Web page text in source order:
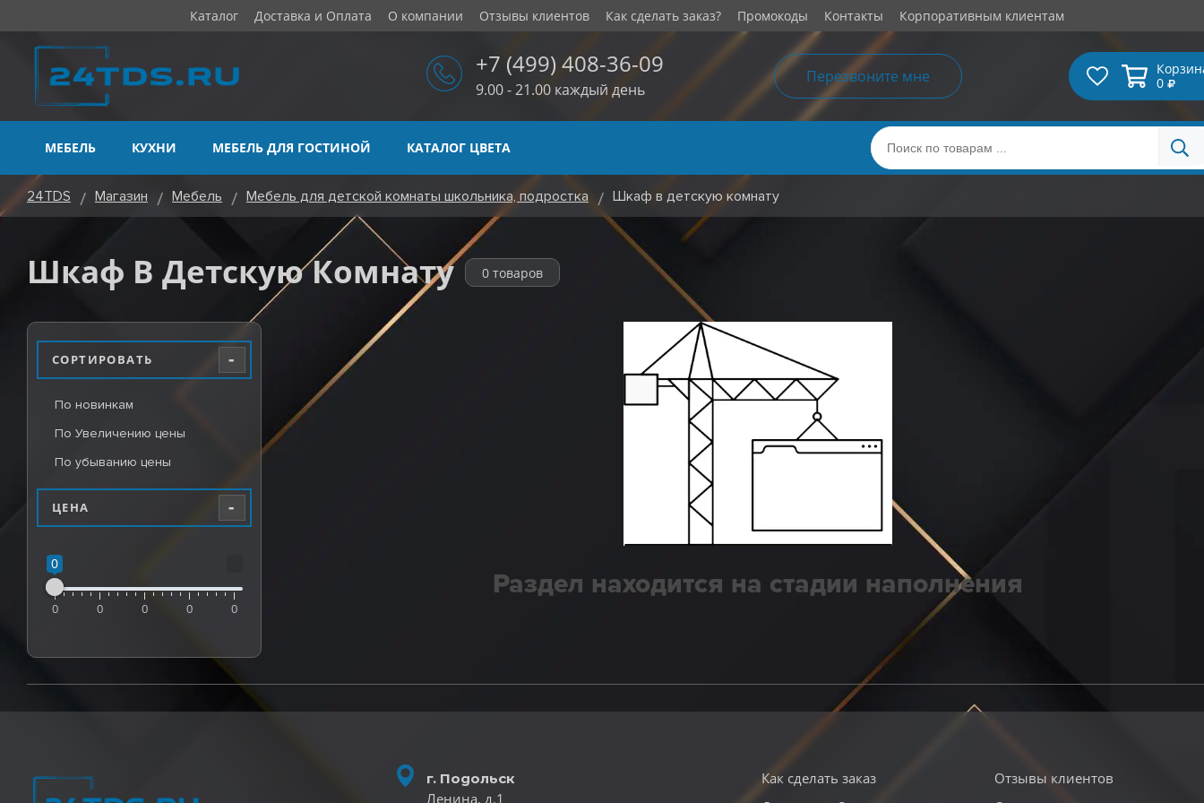
Каталог Доставка и Оплата О компании Отзывы клиентов Как сделать заказ? Промокоды Контакты Корпоративным клиентам
+7 (499) 408-36-09
9.00 - 21.00 каждый день
Перезвоните мне
0
МЕБЕЛЬ КУХНИ МЕБЕЛЬ ДЛЯ ГОСТИНОЙ КАТАЛОГ ЦВЕТА
24TDS Магазин Мебель Мебель для детской комнаты школьника, подростка Шкаф в детскую комнату
Шкаф В Детскую Комнату 0 товаров
СОРТИРОВАТЬ -
По новинкам
По Увеличению цены
По убыванию цены
ЦЕНА -
0
0 0 0 0 0
Раздел находится на стадии наполнения
г. Подольск
Ленина, д.1
Как сделать заказ
Отзывы клиентов